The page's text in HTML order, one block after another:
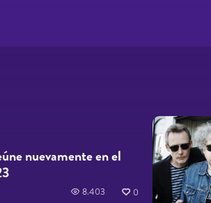
nuevamente en el
8.403 0